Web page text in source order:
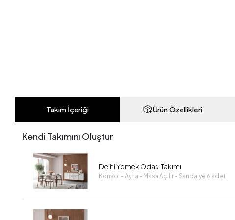
Takım İçeriği Ürün Özellikleri
Kendi Takımını Oluştur
Delhi Yemek Odası Takımı
Konsol - Ayna - Masa Açılır - Sandalye 6 adet